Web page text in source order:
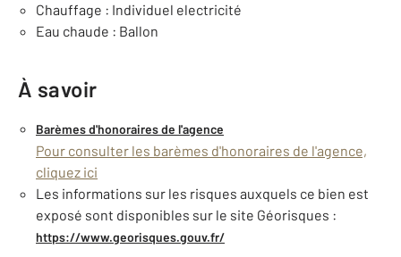
Chauffage : Individuel electricité
Eau chaude : Ballon
À savoir
Barèmes d'honoraires de l'agence
Pour consulter les barèmes d'honoraires de l'agence,
cliquez ici
Les informations sur les risques auxquels ce bien est
exposé sont disponibles sur le site Géorisques :
https://www.georisques.gouv.fr/